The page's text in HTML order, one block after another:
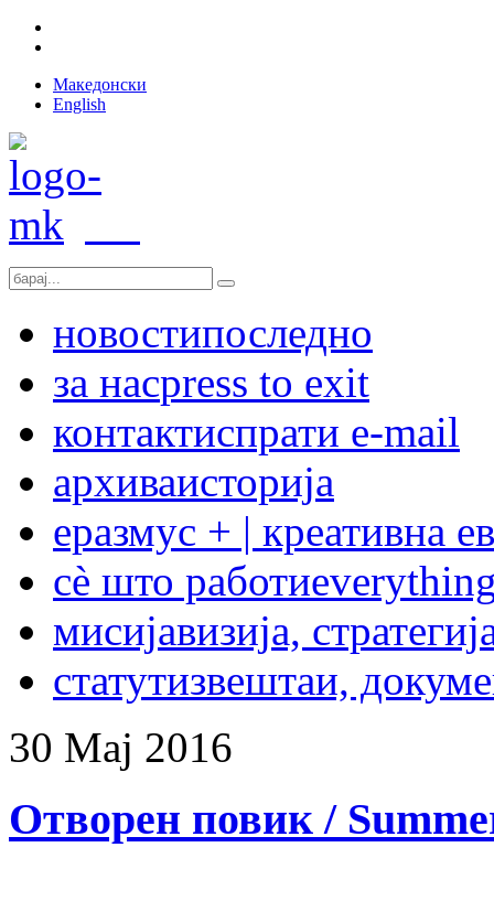
Македонски
English
новостипоследно
за насpress to exit
контактиспрати e-mail
архиваисторија
еразмус + | креативна
сѐ што работи
мисијавизија,
статутизвештаи,
30 Мај 2016
Отворен повик /